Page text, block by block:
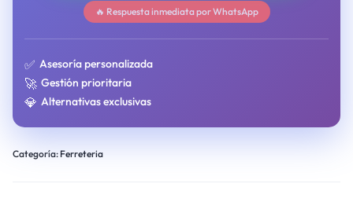
🔥 Respuesta inmediata por WhatsApp
✅ Asesoría personalizada
🚀 Gestión prioritaria
💎 Alternativas exclusivas
Categoría: Ferreteria